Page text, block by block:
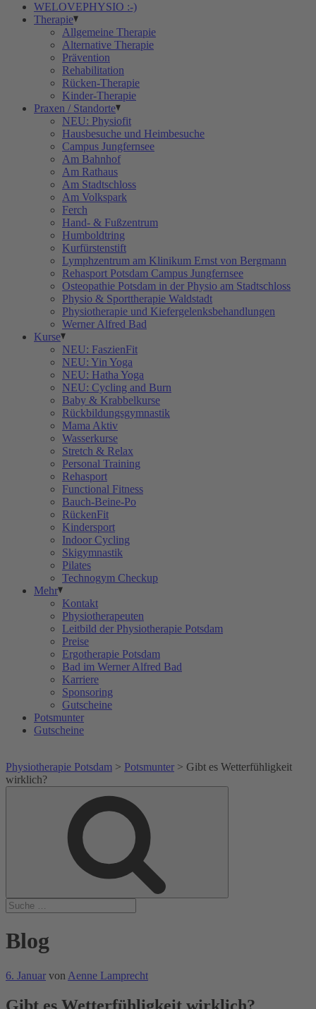
WELOVEPHYSIO :-)
Therapie
Allgemeine Therapie
Alternative Therapie
Prävention
Rehabilitation
Rücken-Therapie
Kinder-Therapie
Praxen / Standorte
NEU: Physiofit
Hausbesuche und Heimbesuche
Campus Jungfernsee
Am Bahnhof
Am Rathaus
Am Stadtschloss
Am Volkspark
Ferch
Hand- & Fußzentrum
Humboldtring
Kurfürstenstift
Lymphzentrum am Klinikum Ernst von Bergmann
Rehasport Potsdam Campus Jungfernsee
Osteopathie Potsdam in der Physio am Stadtschloss
Physio & Sporttherapie Waldstadt
Physiotherapie und Kiefergelenksbehandlungen
Werner Alfred Bad
Kurse
NEU: FaszienFit
NEU: Yin Yoga
NEU: Hatha Yoga
NEU: Cycling and Burn
Baby & Krabbelkurse
Rückbildungsgymnastik
Mama Aktiv
Wasserkurse
Stretch & Relax
Personal Training
Rehasport
Functional Fitness
Bauch-Beine-Po
RückenFit
Kindersport
Indoor Cycling
Skigymnastik
Pilates
Technogym Checkup
Mehr
Kontakt
Physiotherapeuten
Leitbild der Physiotherapie Potsdam
Preise
Ergotherapie Potsdam
Bad im Werner Alfred Bad
Karriere
Sponsoring
Gutscheine
Potsmunter
Gutscheine
Physiotherapie Potsdam > Potsmunter > Gibt es Wetterfühligkeit
wirklich?
Blog
Veröffentlicht
6. Januar von Aenne Lamprecht
Gibt es Wetterfühligkeit wirklich?